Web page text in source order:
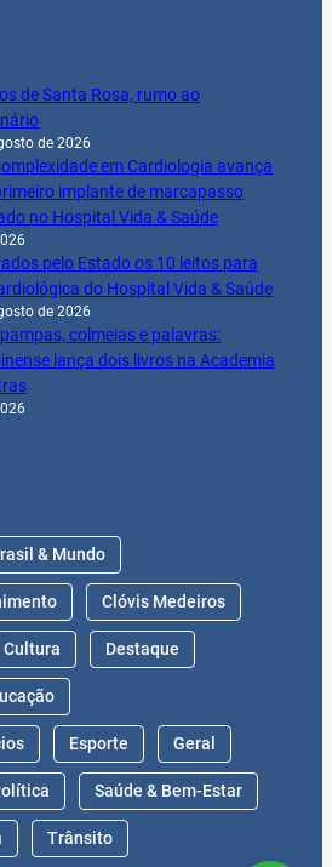
de Santa Rosa, rumo ao
de 2026
em Cardiologia avança
implante de marcapasso
no Hospital Vida & Saúde
pelo Estado os 10 leitos para
do Hospital Vida & Saúde
de 2026
colmeias e palavras:
lança dois livros na Academia
& Mundo
Clóvis Medeiros
Cultura Destaque
Esporte Geral
Saúde & Bem-Estar
Trânsito